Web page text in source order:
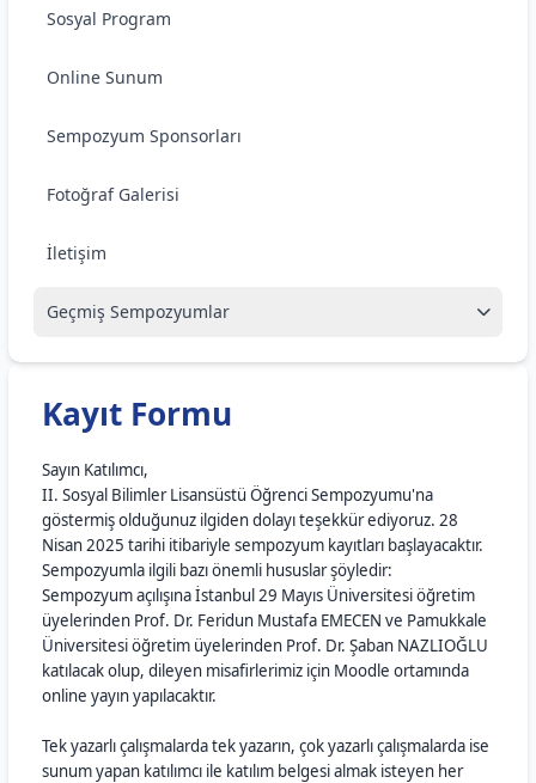
Sosyal Program
Online Sunum
Sempozyum Sponsorları
Fotoğraf Galerisi
İletişim
Geçmiş Sempozyumlar
Kayıt Formu
Sayın Katılımcı,
II. Sosyal Bilimler Lisansüstü Öğrenci Sempozyumu'na
göstermiş olduğunuz ilgiden dolayı teşekkür ediyoruz. 28
Nisan 2025 tarihi itibariyle sempozyum kayıtları başlayacaktır.
Sempozyumla ilgili bazı önemli hususlar şöyledir:
Sempozyum açılışına İstanbul 29 Mayıs Üniversitesi öğretim
üyelerinden Prof. Dr. Feridun Mustafa EMECEN ve Pamukkale
Üniversitesi öğretim üyelerinden Prof. Dr. Şaban NAZLIOĞLU
katılacak olup, dileyen misafirlerimiz için Moodle ortamında
online yayın yapılacaktır.
Tek yazarlı çalışmalarda tek yazarın, çok yazarlı çalışmalarda ise
sunum yapan katılımcı ile katılım belgesi almak isteyen her